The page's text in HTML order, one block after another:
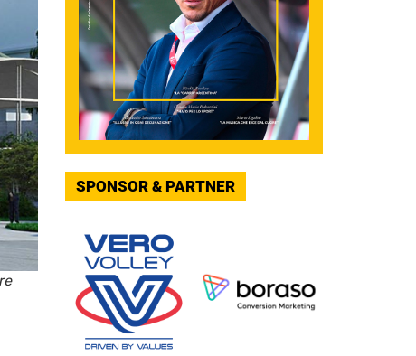
SPONSOR & PARTNER